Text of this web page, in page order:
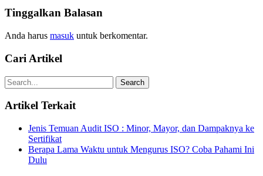
Tinggalkan Balasan
Anda harus masuk untuk berkomentar.
Cari Artikel
Artikel Terkait
Jenis Temuan Audit ISO : Minor, Mayor, dan Dampaknya ke
Sertifikat
Berapa Lama Waktu untuk Mengurus ISO? Coba Pahami Ini
Dulu